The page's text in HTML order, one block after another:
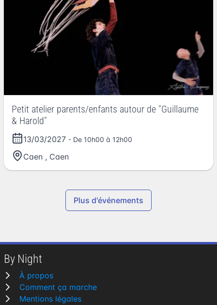
Petit atelier parents/enfants autour de "Guillaume
& Harold"
13/03/2027 - De 10h00 à 12h00
Caen , Caen
Plus d'événements
By Night
À propos
Comment ça marche
Mentions légales